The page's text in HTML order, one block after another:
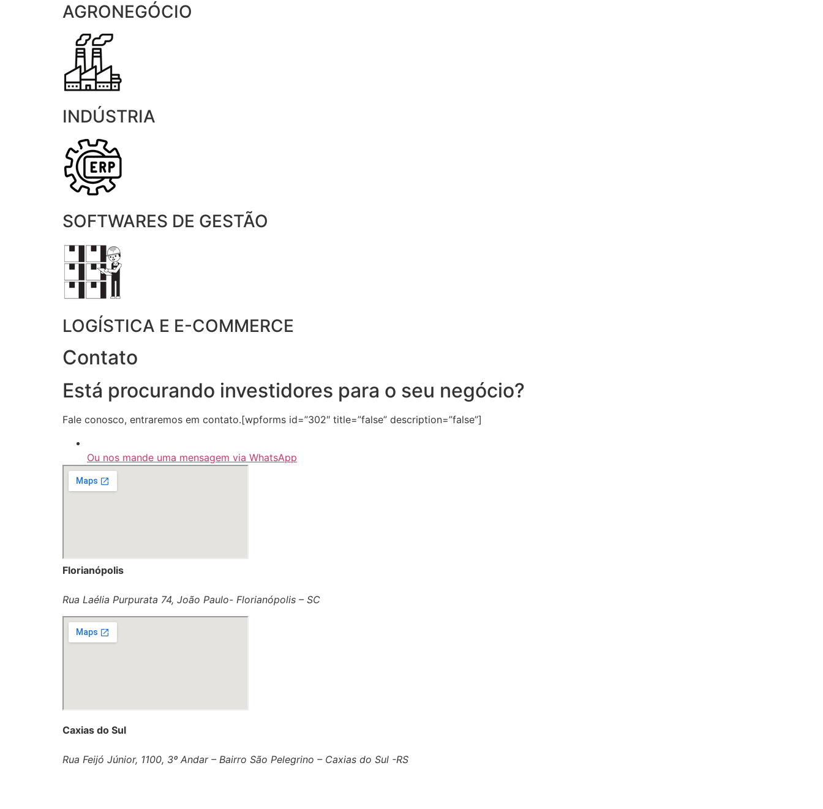
AGRONEGÓCIO
INDÚSTRIA
SOFTWARES DE GESTÃO
LOGÍSTICA E E-COMMERCE
Contato
Está procurando investidores para o seu negócio?
Fale conosco, entraremos em contato.[wpforms id=”302″ title=”false” description=”false”]
Ou nos mande uma mensagem via WhatsApp
Florianópolis
Rua Laélia Purpurata 74, João Paulo- Florianópolis – SC
Caxias do Sul
Rua Feijó Júnior, 1100, 3º Andar – Bairro São Pelegrino – Caxias do Sul -RS